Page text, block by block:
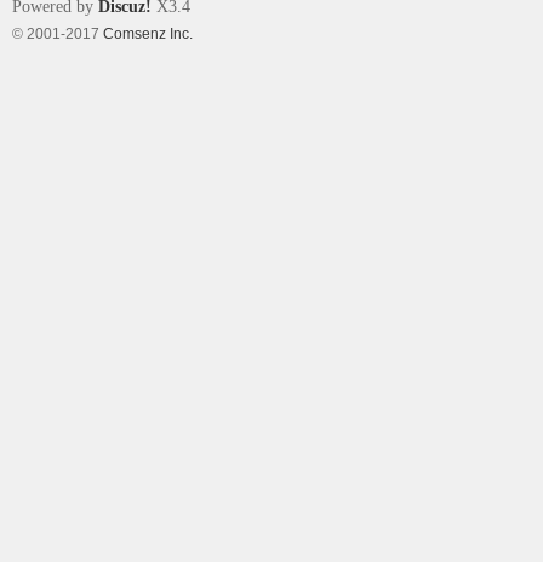
Powered by Discuz! X3.4
© 2001-2017 Comsenz Inc.